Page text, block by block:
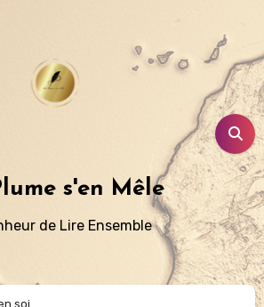
s'en Mêle
de Lire Ensemble
soi